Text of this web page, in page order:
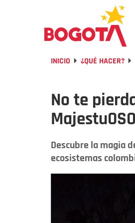
INICIO ¿QUÉ HACER?
No te
Descubre la magia
ecosistemas